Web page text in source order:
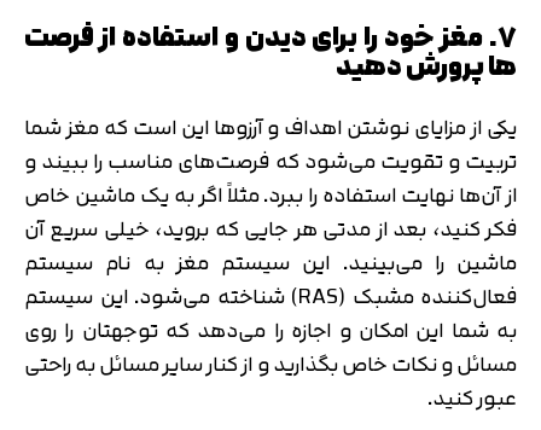
7. مغز خود را برای دیدن و استفاده از فرصت
ها پرورش دهید
یکی از مزایای نوشتن اهداف و آرزوها این است که مغز شما
تربیت و تقویت می‌شود که فرصت‌های مناسب را ببیند و
از آن‌ها نهایت استفاده را ببرد. مثلاً اگر به یک ماشین خاص
فکر کنید، بعد از مدتی هر جایی که بروید، خیلی سریع آن
ماشین را می‌بینید. این سیستم مغز به نام سیستم
فعال‌کننده مشبک (RAS) شناخته می‌شود. این سیستم
به شما این امکان و اجازه را می‌دهد که توجهتان را روی
مسائل و نکات خاص بگذارید و از کنار سایر مسائل به راحتی
عبور کنید.